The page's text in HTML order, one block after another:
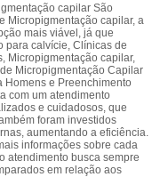
capilar São
Micropigmentação capilar, a
mais viável, já que
para calvície, Clínicas de
Micropigmentação capilar,
Micropigmentação Capilar
e Preenchimento
com um atendimento
e cuidadosos, que
foram investidos
aumentando a eficiência.
informações sobre cada
atendimento busca sempre
em relação aos